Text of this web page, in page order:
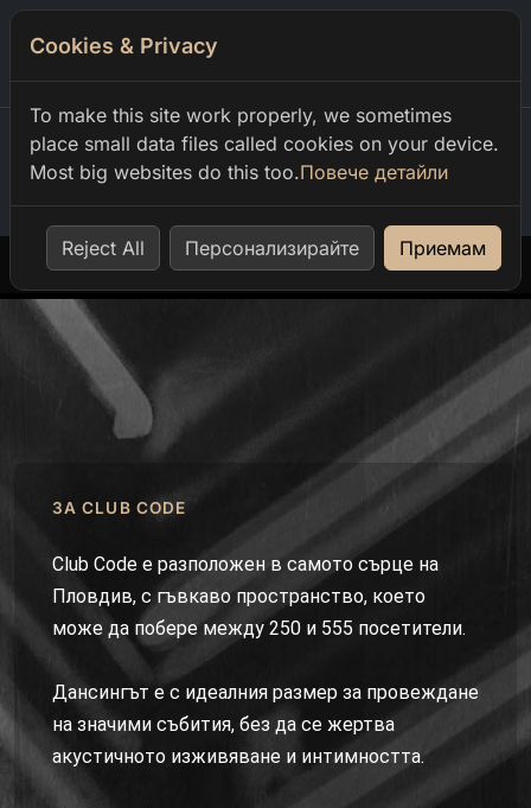
Home our events lost in hills 2026 official after party
ЗА CLUB CODE
Club Code е разположен в самото сърце на
Пловдив, с гъвкаво пространство, което
може да побере между 250 и 555 посетители.
Дансингът е с идеалния размер за провеждане
на значими събития, без да се жертва
акустичното изживяване и интимността.
Cookies & Privacy
To make this site work properly, we sometimes
place small data files called cookies on your device.
Most big websites do this too.Повече детайли
Reject All Персонализирайте Приемам